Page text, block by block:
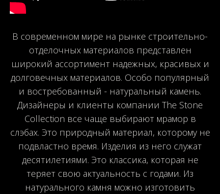
В современном мире на рынке строительно-
отделочных материалов представлен
широкий ассортимент надежных, красивых и
долговечных материалов. Особо популярный
и востребованный - натуральный камень.
Дизайнеры и клиенты компании The Stone
Collection все чаще выбирают мрамор в
слэбах. Это природный материал, которому не
подвластно время. Изделия из него служат
десятилетиями. Это классика, которая не
теряет свою актуальность с годами. Из
натурального камня можно изготовить